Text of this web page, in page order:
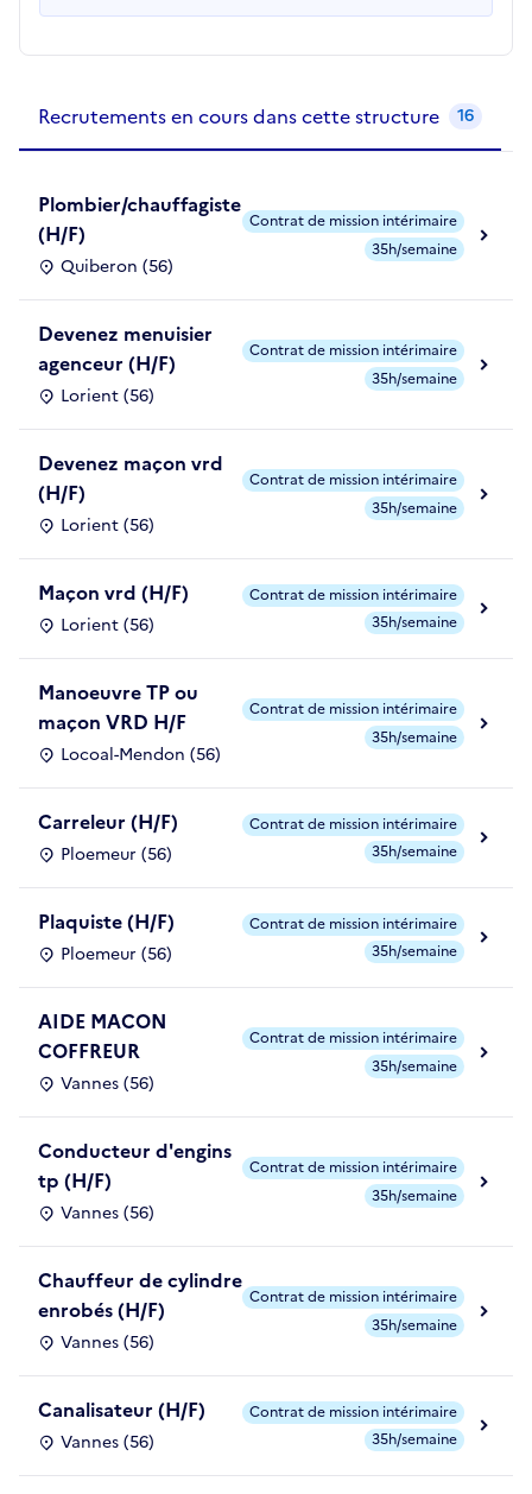
Recrutements en cours dans cette structure 16
Plombier/chauffagiste
(H/F)
Quiberon (56)
Contrat de mission intérimaire
35h/semaine
Devenez menuisier
agenceur (H/F)
Lorient (56)
Contrat de mission intérimaire
35h/semaine
Devenez maçon vrd
(H/F)
Lorient (56)
Contrat de mission intérimaire
35h/semaine
Maçon vrd (H/F)
Lorient (56)
Contrat de mission intérimaire
35h/semaine
Manoeuvre TP ou
maçon VRD H/F
Locoal-Mendon (56)
Contrat de mission intérimaire
35h/semaine
Carreleur (H/F)
Ploemeur (56)
Contrat de mission intérimaire
35h/semaine
Plaquiste (H/F)
Ploemeur (56)
Contrat de mission intérimaire
35h/semaine
AIDE MACON
COFFREUR
Vannes (56)
Contrat de mission intérimaire
35h/semaine
Conducteur d'engins
tp (H/F)
Vannes (56)
Contrat de mission intérimaire
35h/semaine
Chauffeur de cylindre
enrobés (H/F)
Vannes (56)
Contrat de mission intérimaire
35h/semaine
Canalisateur (H/F)
Vannes (56)
Contrat de mission intérimaire
35h/semaine